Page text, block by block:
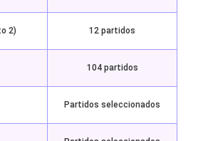
2) 12 partidos
104 partidos
Partidos seleccionados